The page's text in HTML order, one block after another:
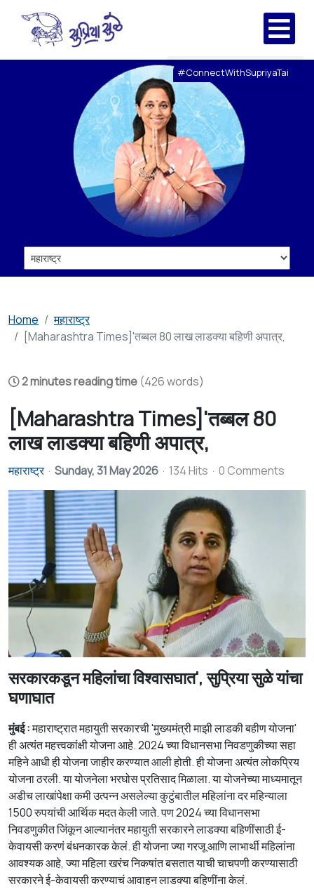
#ConnectWithSupriyaTai
Home
महाराष्ट्र
[Maharashtra Times]'तब्बल 80 लाख लाडक्या बहिणी अपात्र,
2 minutes reading time (426 words)
[Maharashtra Times]'तब्बल 80
लाख लाडक्या बहिणी अपात्र,
महाराष्ट्र Sunday, 31 May 2026 134 Hits 0 Comments
सरकारकडून महिलांचा विश्वासघात', सुप्रिया सुळे यांचा
घणाघात
मुंबई :महाराष्ट्रात महायुती सरकारची 'मुख्यमंत्री माझी लाडकी बहीण योजना'
ही अत्यंत महत्त्वकांक्षी योजना आहे. 2024 च्या विधानसभा निवडणुकीच्या सहा
महिने आधी ही योजना जाहीर करण्यात आली होती. ही योजना अत्यंत लोकप्रिय
योजना ठरली. या योजनेला भरघोस प्रतिसाद मिळाला. या योजनेच्या माध्यमातून
अडीच लाखांपेक्षा कमी उत्पन्न असलेल्या कुटुंबातील महिलांना दर महिन्याला
1500 रुपयांची आर्थिक मदत केली जाते. पण 2024 च्या विधानसभा
निवडणुकीत जिंकून आल्यानंतर महायुती सरकारने लाडक्या बहिणींसाठी ई-
केवायसी करणं बंधनकारक केलं. ही योजना ज्या गरजू आणि लाभार्थी महिलांना
आवश्यक आहे, ज्या महिला खरंच निकषांत बसतात याची चाचपणी करण्यासाठी
सरकारने ई-केवायसी करण्याचं आवाहन लाडक्या बहिणींना केलं.